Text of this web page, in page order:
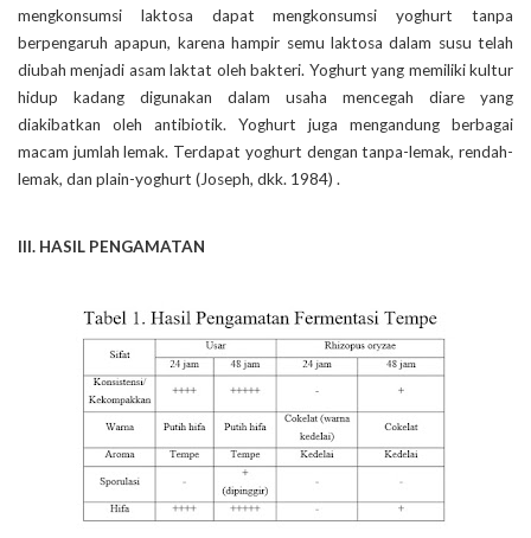
mengkonsumsi laktosa dapat mengkonsumsi yoghurt tanpa
berpengaruh apapun, karena hampir semu laktosa dalam susu telah
diubah menjadi asam laktat oleh bakteri. Yoghurt yang memiliki kultur
hidup kadang digunakan dalam usaha mencegah diare yang
diakibatkan oleh antibiotik. Yoghurt juga mengandung berbagai
macam jumlah lemak. Terdapat yoghurt dengan tanpa-lemak, rendah-
lemak, dan plain-yoghurt (Joseph, dkk. 1984) .
III. HASIL PENGAMATAN